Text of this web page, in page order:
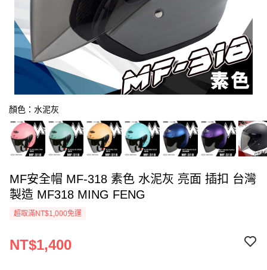
顏色：水泥灰
MF安全帽 MF-318 素色 水泥灰 亮面 插扣 台灣
製造 MF318 MING FENG
超取滿NT$1,000免運
NT$1,400